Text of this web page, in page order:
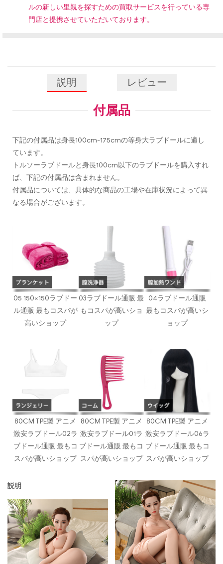
ルの新しい里親を探すための買取サービスを行っている専
門店と提携させていただいております。
説明 レビュー
付属品
下記の付属品は身長100cm-175cmの等身大ラブドールに適し
ています。
トルソーラブドールと身長100cm以下のラブドールを購入すれ
ば、下記の付属品は含まれません。
付属品については、具体的な商品の工場や在庫状況によって異
なる場合がございます。
05 150×150ラブドー
ル通販 最もコスパが
高いショップ
03ラブドール通販 最
もコスパが高いショ
ップ
04ラブドール通販
最もコスパが高いシ
ョップ
80CM TPE製 アニメ
激安ラブドール02ラ
ブドール通販 最もコ
スパが高いショップ
80CM TPE製 アニメ
激安ラブドール01ラ
ブドール通販 最もコ
スパが高いショップ
80CM TPE製 アニメ
激安ラブドール06ラ
ブドール通販 最もコ
スパが高いショップ
説明